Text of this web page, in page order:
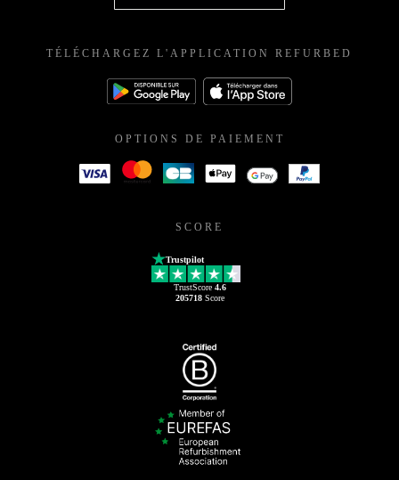
TÉLÉCHARGEZ L'APPLICATION REFURBED
OPTIONS DE PAIEMENT
SCORE
Trustpilot
TrustScore 4.6
205718Score